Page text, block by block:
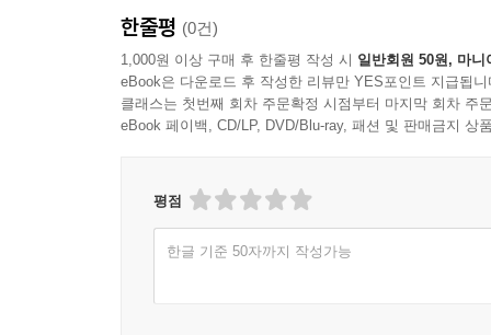
〈기초연금제도의 개혁방안과 추계 결과〉
제3장에서는 기초연금제도의 개혁방안과 그
국민연금에 가입하지 못한 상황에 기인한다.
개편되었다. 현재 기초연금은 노인 중 소득인정액
한줄평 (0건)
1,000원 이상 구매 후 한줄평 작성 시 일반회원 50원, 마니
eBook은 다운로드 후 작성한 리뷰만 YES포인트 지급됩니
클래스는 첫번째 회차 주문확정 시점부터 마지막 회차 주
eBook 페이백, CD/LP, DVD/Blu-ray, 패션 및 판매금지 상
평점
한글 기준 50자까지 작성가능